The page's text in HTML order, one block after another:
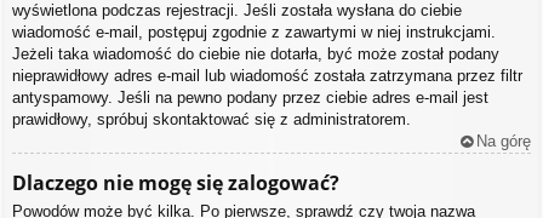
wyświetlona podczas rejestracji. Jeśli została wysłana do ciebie
wiadomość e-mail, postępuj zgodnie z zawartymi w niej instrukcjami.
Jeżeli taka wiadomość do ciebie nie dotarła, być może został podany
nieprawidłowy adres e-mail lub wiadomość została zatrzymana przez filtr
antyspamowy. Jeśli na pewno podany przez ciebie adres e-mail jest
prawidłowy, spróbuj skontaktować się z administratorem.
Na górę
Dlaczego nie mogę się zalogować?
Powodów może być kilka. Po pierwsze, sprawdź czy twoja nazwa